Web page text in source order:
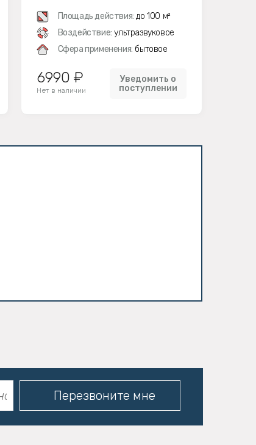
Площадь действия: до 100 м²
Воздействие: ультразвуковое
Сфера применения: бытовое
6990 ₽
Нет в наличии
Уведомить о
поступлении